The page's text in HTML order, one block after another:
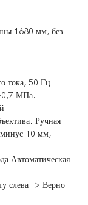
1680 мм, без
тока, 50 Гц.
0,7 МПа.
Ручная
минус 10 мм,
Автоматическая
слева → Верно-